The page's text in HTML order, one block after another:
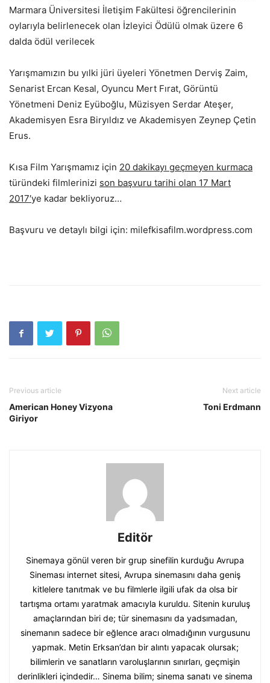
Marmara Üniversitesi İletişim Fakültesi öğrencilerinin
oylarıyla belirlenecek olan İzleyici Ödülü olmak üzere 6
dalda ödül verilecek
Yarışmamızın bu yılki jüri üyeleri Yönetmen Derviş Zaim,
Senarist Ercan Kesal, Oyuncu Mert Fırat, Görüntü
Yönetmeni Deniz Eyüboğlu, Müzisyen Serdar Ateşer,
Akademisyen Esra Biryıldız ve Akademisyen Zeynep Çetin
Erus.
Kısa Film Yarışmamız için 20 dakikayı geçmeyen kurmaca
türündeki filmlerinizi son başvuru tarihi olan 17 Mart
2017′ye kadar bekliyoruz…
Başvuru ve detaylı bilgi için: milefkisafilm.wordpress.com
Previous article
American Honey Vizyona
Giriyor
Next article
Toni Erdmann
Editör
Sinemaya gönül veren bir grup sinefilin kurduğu Avrupa
Sineması internet sitesi, Avrupa sinemasını daha geniş
kitlelere tanıtmak ve bu filmlerle ilgili ufak da olsa bir
tartışma ortamı yaratmak amacıyla kuruldu. Sitenin kuruluş
amaçlarından biri de; tür sinemasını da yadsımadan,
sinemanın sadece bir eğlence aracı olmadığının vurgusunu
yapmak. Metin Erksan’dan bir alıntı yapacak olursak;
bilimlerin ve sanatların varoluşlarının sınırları, geçmişin
derinlikleri içindedir… Sinema bilim; sinema sanatı ve sinema